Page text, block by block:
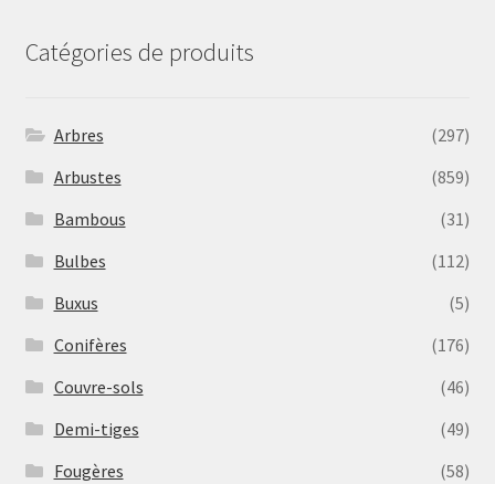
Catégories de produits
Arbres
(297)
Arbustes
(859)
Bambous
(31)
Bulbes
(112)
Buxus
(5)
Conifères
(176)
Couvre-sols
(46)
Demi-tiges
(49)
Fougères
(58)